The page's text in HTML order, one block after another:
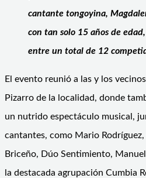
cantante tongoyina,
con tan solo 15 años de
entre un total de 12
El evento reunió a las y los
Pizarro de la localidad, donde
un nutrido espectáculo musical,
cantantes, como Mario
Briceño, Dúo Sentimiento,
la destacada agrupación Cumbia